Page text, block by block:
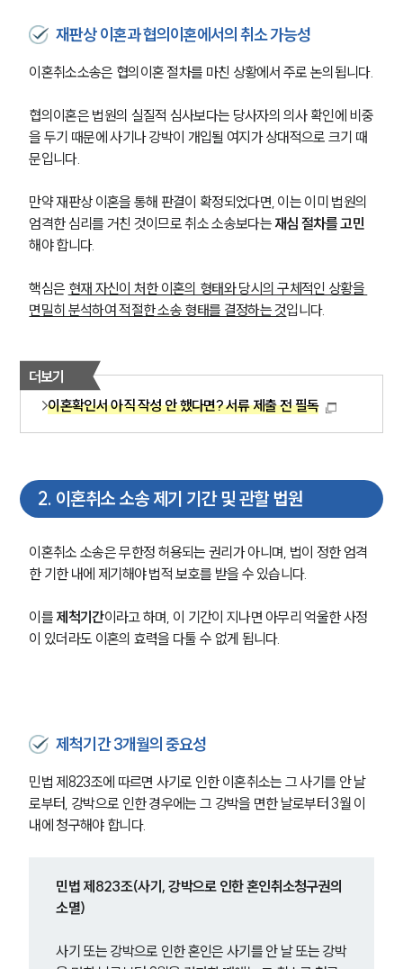
재판상 이혼과 협의이혼에서의 취소 가능성
이혼취소소송은 협의이혼 절차를 마친 상황에서 주로 논의됩니다.
협의이혼은 법원의 실질적 심사보다는 당사자의 의사 확인에 비중
을 두기 때문에 사기나 강박이 개입될 여지가 상대적으로 크기 때
문입니다.
만약 재판상 이혼을 통해 판결이 확정되었다면, 이는 이미 법원의
엄격한 심리를 거친 것이므로 취소 소송보다는 재심 절차를 고민
해야 합니다.
핵심은 현재 자신이 처한 이혼의 형태와 당시의 구체적인 상황을
면밀히 분석하여 적절한 소송 형태를 결정하는 것입니다.
더보기
이혼확인서 아직 작성 안 했다면? 서류 제출 전 필독
2. 이혼취소 소송 제기 기간 및 관할 법원
이혼취소 소송은 무한정 허용되는 권리가 아니며, 법이 정한 엄격
한 기한 내에 제기해야 법적 보호를 받을 수 있습니다.
이를 제척기간이라고 하며, 이 기간이 지나면 아무리 억울한 사정
이 있더라도 이혼의 효력을 다툴 수 없게 됩니다.
제척기간 3개월의 중요성
민법 제823조에 따르면 사기로 인한 이혼취소는 그 사기를 안 날
로부터, 강박으로 인한 경우에는 그 강박을 면한 날로부터 3월 이
내에 청구해야 합니다.
민법 제823조(사기, 강박으로 인한 혼인취소청구권의
소멸)
사기 또는 강박으로 인한 혼인은 사기를 안 날 또는 강박